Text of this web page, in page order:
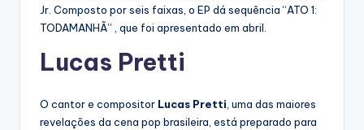
Jr. Composto por seis faixas, o EP dá sequência “ATO 1:
TODAMANHÃ” , que foi apresentado em abril.
Lucas Pretti
O cantor e compositor Lucas Pretti, uma das maiores
revelações da cena pop brasileira, está preparado para